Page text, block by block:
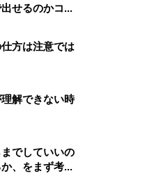
せるのかコ...
方は注意では
解できない時
でしていいの
、をまず考...